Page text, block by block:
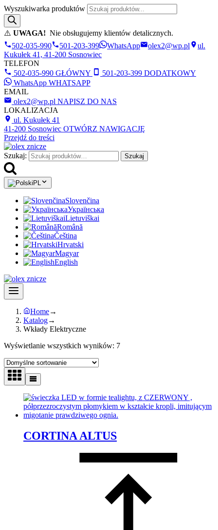
Wyszukiwarka produktów
⚠️ UWAGA! Nie obsługujemy klientów detalicznych.
502-035-990
501-203-399 WhatsApp olex2@wp.pl
ul.
Kukułek 41, 41-200 Sosnowiec
TELEFON
502-035-990 GŁÓWNY 501-203-399 DODATKOWY
WhatsApp WHATSAPP
EMAIL
olex2@wp.pl NAPISZ DO NAS
LOKALIZACJA
ul. Kukułek 41
41-200 Sosnowiec OTWÓRZ NAWIGACJĘ
Przejdź do treści
Szukaj: Szukaj
PL
Slovenčina
Українська
Lietuviškai
Română
Čeština
Hrvatski
Magyar
English
Home→
Katalog→
Wkłady Elektryczne
Wyświetlanie wszystkich wyników: 7
CORTINA ALTUS